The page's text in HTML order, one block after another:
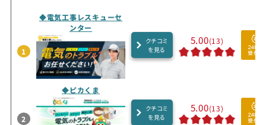
1
◆電気工事レスキューセ
ンター
クチコミ
を見る
5.00(13)
2
◆ピカくま
クチコミ
を見る
5.00(13)